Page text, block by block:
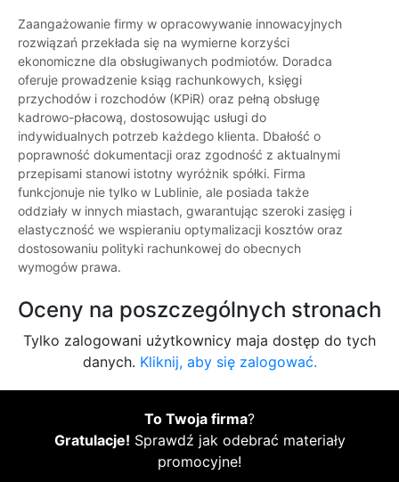
Zaangażowanie firmy w opracowywanie innowacyjnych
rozwiązań przekłada się na wymierne korzyści
ekonomiczne dla obsługiwanych podmiotów. Doradca
oferuje prowadzenie ksiąg rachunkowych, księgi
przychodów i rozchodów (KPiR) oraz pełną obsługę
kadrowo-płacową, dostosowując usługi do
indywidualnych potrzeb każdego klienta. Dbałość o
poprawność dokumentacji oraz zgodność z aktualnymi
przepisami stanowi istotny wyróżnik spółki. Firma
funkcjonuje nie tylko w Lublinie, ale posiada także
oddziały w innych miastach, gwarantując szeroki zasięg i
elastyczność we wspieraniu optymalizacji kosztów oraz
dostosowaniu polityki rachunkowej do obecnych
wymogów prawa.
Oceny na poszczególnych stronach
Tylko zalogowani użytkownicy maja dostęp do tych
danych. Kliknij, aby się zalogować.
To Twoja firma?
Gratulacje! Sprawdź jak odebrać materiały
promocyjne!